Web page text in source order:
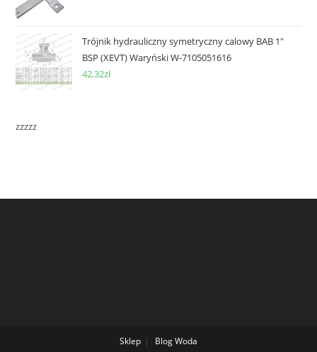
Trójnik hydrauliczny symetryczny calowy BAB 1"
BSP (XEVT) Waryński W-7105051616
42,32zł
zzzzz
Sklep BlogWoda